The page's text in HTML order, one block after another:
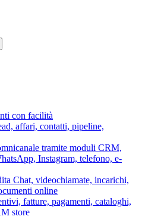
con facilità
affari, contatti, pipeline,
tramite moduli CRM,
Instagram, telefono, e-
Chat, videochiamate, incarichi,
online
fatture, pagamenti, cataloghi,
store